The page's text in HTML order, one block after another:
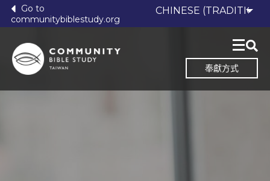
Go to
communitybiblestudy.org
奉獻方式